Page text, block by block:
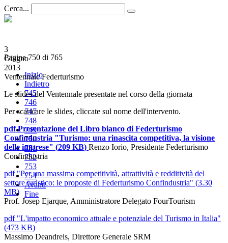
Cerca...
3
Giugno
2013
Ventennale Federturismo
Le slides del Ventennale presentate nel corso della giornata
Per scaricare le slides, cliccate sul nome dell'intervento.
pdfPresentazione del Libro bianco di Federturismo
Confindustria "Turismo: una rinascita competitiva, la visione
delle imprese" (209 KB) Renzo Iorio, Presidente Federturismo
Confindustria
pdf"Per una massima competitività, attrattività e redditività del
settore turistico: le proposte di Federturismo Confindustria" (3.30
MB)
Prof. Josep Ejarque, Amministratore Delegato FourTourism
pdf"L'impatto economico attuale e potenziale del Turismo in Italia"
(473 KB)
Massimo Deandreis, Direttore Generale SRM
Pagina 750 di 765
Inizio
Indietro
745
746
747
748
749
750
751
752
753
754
Avanti
Fine